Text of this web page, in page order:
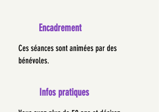
Encadrement
Ces séances sont animées par des
bénévoles.
Infos pratiques